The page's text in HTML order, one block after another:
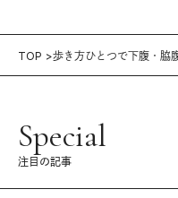
TOP 歩き方ひとつで下腹・脇
Special
注目の記事